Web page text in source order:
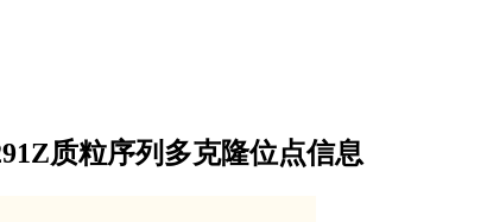
质粒序列多克隆位点信息